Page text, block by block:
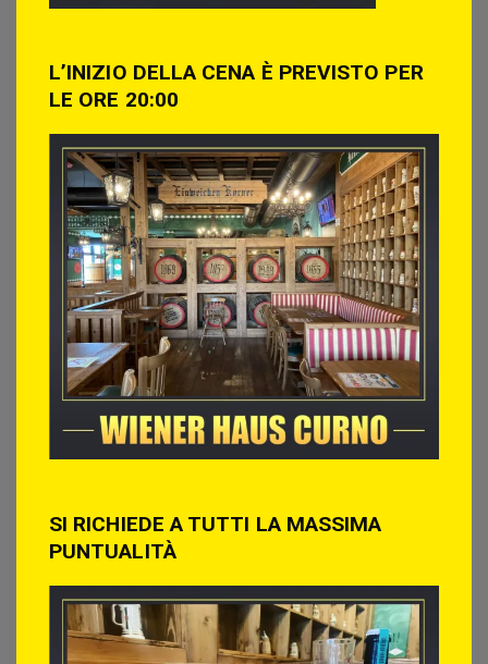
L’INIZIO DELLA CENA È PREVISTO PER
LE ORE 20:00
SI RICHIEDE A TUTTI LA MASSIMA
PUNTUALITÀ